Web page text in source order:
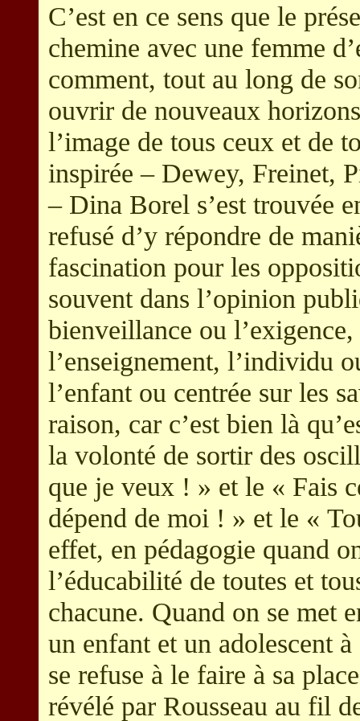
C’est en ce sens que le
chemine avec une femme
comment, tout au long de
ouvrir de nouveaux
l’image de tous ceux et de
inspirée – Dewey, Freinet,
– Dina Borel s’est trouvée
refusé d’y répondre de
fascination pour les
souvent dans l’opinion
bienveillance ou
l’enseignement, l’individu
l’enfant ou centrée sur les
raison, car c’est bien là
la volonté de sortir des
que je veux ! » et le « Fais
dépend de moi ! » et le «
effet, en pédagogie quand
l’éducabilité de toutes et
chacune. Quand on se met
un enfant et un adolescent
se refuse à le faire à sa
révélé par Rousseau au fil